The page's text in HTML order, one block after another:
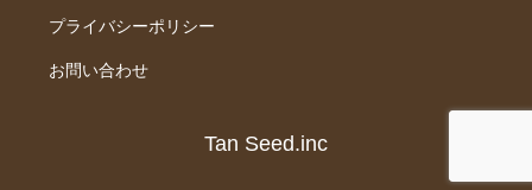
プライバシーポリシー
お問い合わせ
Tan Seed.inc